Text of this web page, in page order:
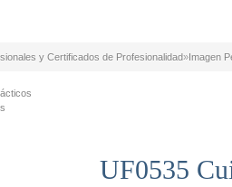
y Certificados de Profesionalidad»Imagen
UF0535